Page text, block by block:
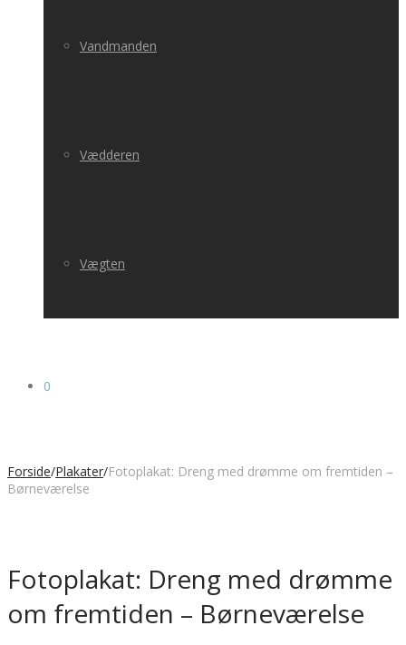
Vandmanden
Vædderen
Vægten
0
Forside/Plakater/Fotoplakat: Dreng med drømme om fremtiden –
Børneværelse
Fotoplakat: Dreng med drømme
om fremtiden – Børneværelse